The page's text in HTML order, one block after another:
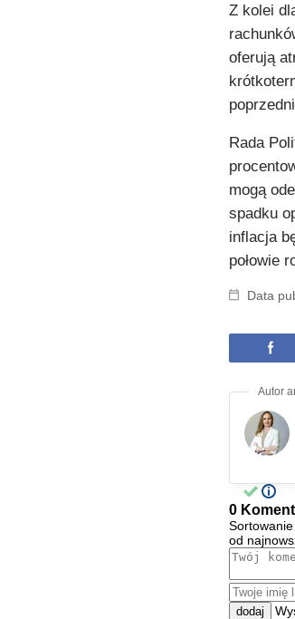
Z kolei
oferują
Rada
mogą
spadku
inflacja
połowie
Data
0
Sortowanie
od
dodaj